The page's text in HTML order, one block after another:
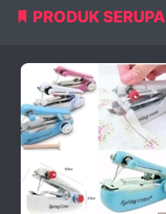
PRODUK SERUPA